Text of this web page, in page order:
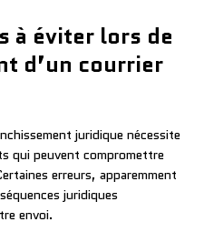
à éviter lors de
d’un courrier
juridique nécessite
qui peuvent compromettre
erreurs, apparemment
juridiques
envoi.